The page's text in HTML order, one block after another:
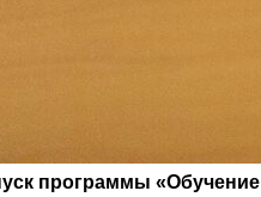
программы «Обучение